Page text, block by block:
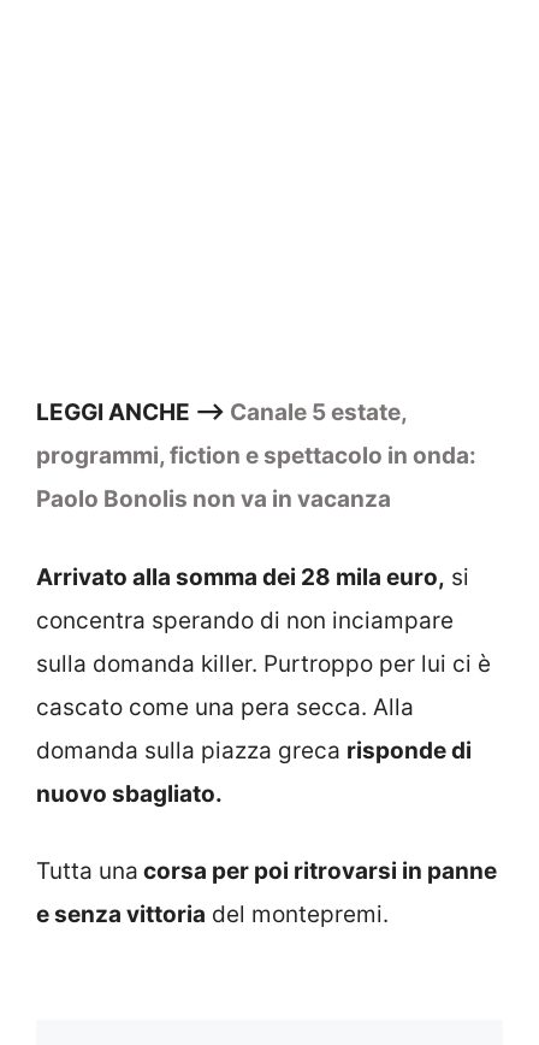
LEGGI ANCHE –> Canale 5 estate,
programmi, fiction e spettacolo in onda:
Paolo Bonolis non va in vacanza
Arrivato alla somma dei 28 mila euro, si
concentra sperando di non inciampare
sulla domanda killer. Purtroppo per lui ci è
cascato come una pera secca. Alla
domanda sulla piazza greca risponde di
nuovo sbagliato.
Tutta una corsa per poi ritrovarsi in panne
e senza vittoria del montepremi.